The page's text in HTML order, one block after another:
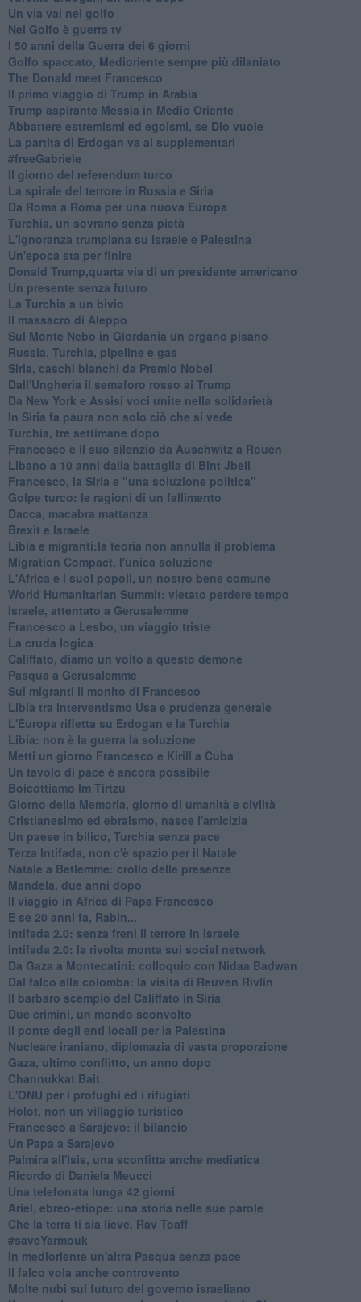
Un via vai nel golfo
Nel Golfo è guerra tv
I 50 anni della Guerra dei 6 giorni
Golfo spaccato, Medioriente sempre più dilaniato
The Donald meet Francesco
Il primo viaggio di Trump in Arabia
Trump aspirante Messia in Medio Oriente
Abbattere estremismi ed egoismi, se Dio vuole
La partita di Erdogan va ai supplementari
#freeGabriele
Il giorno del referendum turco
La spirale del terrore in Russia e Siria
Da Roma a Roma per una nuova Europa
Turchia, un sovrano senza pietà
L'ignoranza trumpiana su Israele e Palestina
Un'epoca sta per finire
Donald Trump,quarta via di un presidente americano
Un presente senza futuro
La Turchia a un bivio
Il massacro di Aleppo
Sul Monte Nebo in Giordania un organo pisano
Russia, Turchia, pipeline e gas
Siria, caschi bianchi da Premio Nobel
Dall'Ungheria il semaforo rosso ai Trump
Da New York e Assisi voci unite nella solidarietà
In Siria fa paura non solo ciò che si vede
Turchia, tre settimane dopo
Francesco e il suo silenzio da Auschwitz a Rouen
Libano a 10 anni dalla battaglia di Bint Jbeil
Francesco, la Siria e "una soluzione politica"
Golpe turco: le ragioni di un fallimento
Dacca, macabra mattanza
Brexit e Israele
Libia e migranti:la teoria non annulla il problema
Migration Compact, l'unica soluzione
L'Africa e i suoi popoli, un nostro bene comune
World Humanitarian Summit: vietato perdere tempo
Israele, attentato a Gerusalemme
Francesco a Lesbo, un viaggio triste
La cruda logica
Califfato, diamo un volto a questo demone
Pasqua a Gerusalemme
Sui migranti il monito di Francesco
Libia tra interventismo Usa e prudenza generale
L'Europa rifletta su Erdogan e la Turchia
Libia: non è la guerra la soluzione
Metti un giorno Francesco e Kirill a Cuba
Un tavolo di pace è ancora possibile
Boicottiamo Im Tirtzu
Giorno della Memoria, giorno di umanità e civiltà
Cristianesimo ed ebraismo, nasce l'amicizia
Un paese in bilico, Turchia senza pace
Terza Intifada, non c'è spazio per il Natale
Natale a Betlemme: crollo delle presenze
Mandela, due anni dopo
Il viaggio in Africa di Papa Francesco
E se 20 anni fa, Rabin...
Intifada 2.0: senza freni il terrore in Israele
Intifada 2.0: la rivolta monta sui social network
Da Gaza a Montecatini: colloquio con Nidaa Badwan
Dal falco alla colomba: la visita di Reuven Rivlin
Il barbaro scempio del Califfato in Siria
Due crimini, un mondo sconvolto
Il ponte degli enti locali per la Palestina
Nucleare iraniano, diplomazia di vasta proporzione
Gaza, ultimo conflitto, un anno dopo
Channukkat Bait
L'ONU per i profughi ed i rifugiati
Holot, non un villaggio turistico
Francesco a Sarajevo: il bilancio
Un Papa a Sarajevo
Palmira all'Isis, una sconfitta anche mediatica
Ricordo di Daniela Meucci
​Una telefonata lunga 42 giorni
​Ariel, ebreo-etiope: una storia nelle sue parole
Che la terra ti sia lieve, Rav Toaff
​#saveYarmouk
​In medioriente un'altra Pasqua senza pace
​Il falco vola anche controvento
Molte nubi sul futuro del governo israeliano